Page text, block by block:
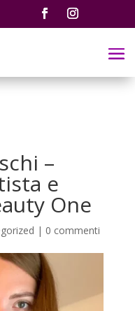
–
e
One
| 0 commenti